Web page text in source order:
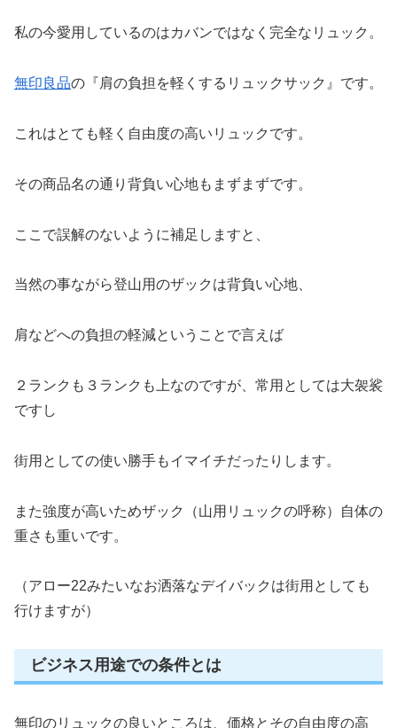
私の今愛用しているのはカバンではなく完全なリュック。
無印良品の『肩の負担を軽くするリュックサック』です。
これはとても軽く自由度の高いリュックです。
その商品名の通り背負い心地もまずまずです。
ここで誤解のないように補足しますと、
当然の事ながら登山用のザックは背負い心地、
肩などへの負担の軽減ということで言えば
２ランクも３ランクも上なのですが、常用としては大袈裟
ですし
街用としての使い勝手もイマイチだったりします。
また強度が高いためザック（山用リュックの呼称）自体の
重さも重いです。
（アロー22みたいなお洒落なデイバックは街用としても
行けますが）
ビジネス用途での条件とは
無印のリュックの良いところは、価格とその自由度の高